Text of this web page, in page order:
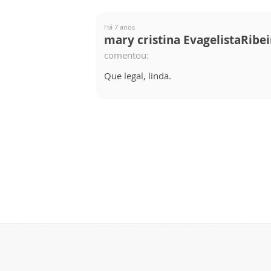
Há 7 anos
mary cristina
comentou:
Que legal, linda.